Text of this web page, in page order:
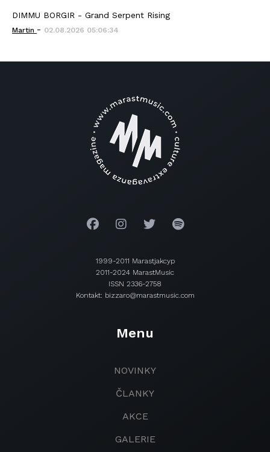
DIMMU BORGIR - Grand Serpent Rising
Martin - 02.08.2026 05:06:34
1999-2011 Marastjakcyp
2011-2024 MarastMusic
ISSN 2336-2758
Kontakt: bizzaro@marastmusic.com
Menu
NOVINKY
ČLANKY
AKCE
GALERIE